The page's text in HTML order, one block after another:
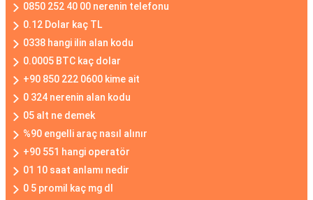
0850 252 40 00 nerenin telefonu
0.12 Dolar kaç TL
0338 hangi ilin alan kodu
0.0005 BTC kaç dolar
+90 850 222 0600 kime ait
0 324 nerenin alan kodu
05 alt ne demek
%90 engelli araç nasıl alınır
+90 551 hangi operatör
01 10 saat anlamı nedir
0 5 promil kaç mg dl